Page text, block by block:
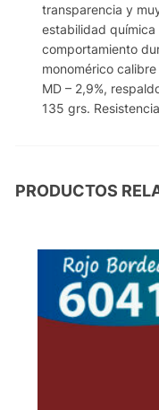
transparencia y
estabilidad
comportamiento
monomérico
MD – 2,9%,
135 grs.
PRODUCTOS